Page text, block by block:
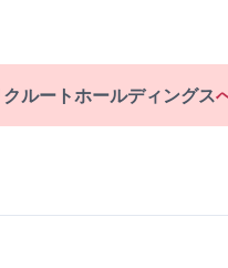
ルートホールディングス